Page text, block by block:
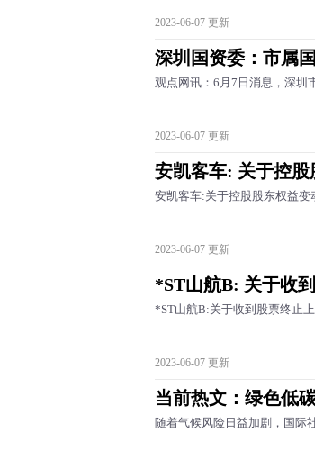
2023-06-07 更新
深圳国资委：市属
观点网讯：6月7日消息，深圳
2023-06-07 更新
安凯客车: 关于控
安凯客车:关于控股股东权益变
2023-06-07 更新
*ST山航B: 关于收
*ST山航B:关于收到股票终止
2023-06-07 更新
当前热文：绿色低
随着气候风险日益加剧，国际